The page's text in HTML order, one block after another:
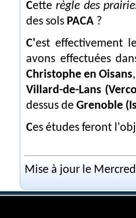
Cetterègle des
des sols PACA ?
C'est effectivement le cas, ainsi que le montrent les études que nous
avons effectuées
Christophe en Oisans
Villard-de-Lans
dessus de Grenoble
Ces études feront
Mise à jour le